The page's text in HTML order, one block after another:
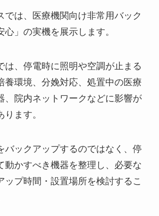
では、医療機関向け非常用バック
心」の実機を展示します。
は、停電時に照明や空調が止まる
養環境、分娩対応、処置中の医療
、院内ネットワークなどに影響が
ます。
バックアップするのではなく、停
動かすべき機器を整理し、必要な
ップ時間・設置場所を検討するこ